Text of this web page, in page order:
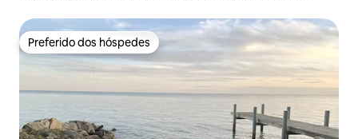
Preferido dos hóspedes
Preferido dos hóspedes